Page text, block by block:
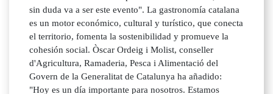
sin duda va a ser este evento". La gastronomía catalana
es un motor económico, cultural y turístico, que conecta
el territorio, fomenta la sostenibilidad y promueve la
cohesión social. Òscar Ordeig i Molist, conseller
d'Agricultura, Ramaderia, Pesca i Alimentació del
Govern de la Generalitat de Catalunya ha añadido:
"Hoy es un día importante para nosotros. Estamos